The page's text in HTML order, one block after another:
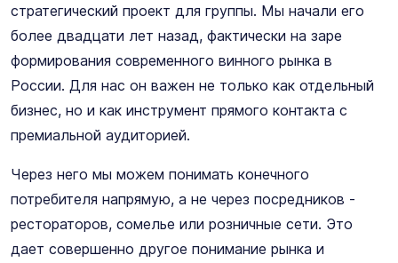
стратегический проект для группы. Мы начали его
более двадцати лет назад, фактически на заре
формирования современного винного рынка в
России. Для нас он важен не только как отдельный
бизнес, но и как инструмент прямого контакта с
премиальной аудиторией.
Через него мы можем понимать конечного
потребителя напрямую, а не через посредников -
рестораторов, сомелье или розничные сети. Это
дает совершенно другое понимание рынка и